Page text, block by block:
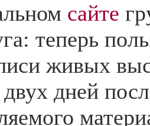
сайте
теперь
живых
дней